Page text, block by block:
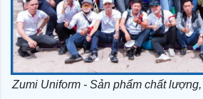
Zumi Uniform - Sản phẩm chất